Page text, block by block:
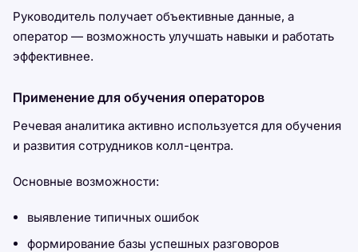
Руководитель получает объективные данные, а
оператор — возможность улучшать навыки и работать
эффективнее.
Применение для обучения операторов
Речевая аналитика активно используется для обучения
и развития сотрудников колл-центра.
Основные возможности:
выявление типичных ошибок
формирование базы успешных разговоров